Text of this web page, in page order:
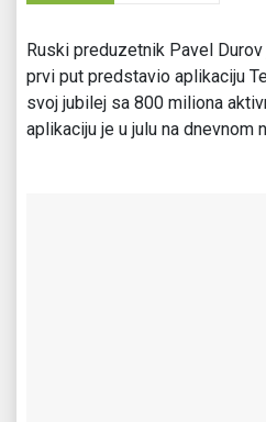
Ruski preduzetnik Pavel
prvi put predstavio aplikaciju
svoj jubilej sa 800 miliona
aplikaciju je u julu na dnevnom